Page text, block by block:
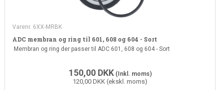
Varenr. 6XX-MRBK
ADC membran og ring til 601, 608 og 604 - Sort
Membran og ring der passer til ADC 601, 608 og 604 - Sort
150,00 DKK(Inkl. moms)
120,00 DKK (ekskl. moms)